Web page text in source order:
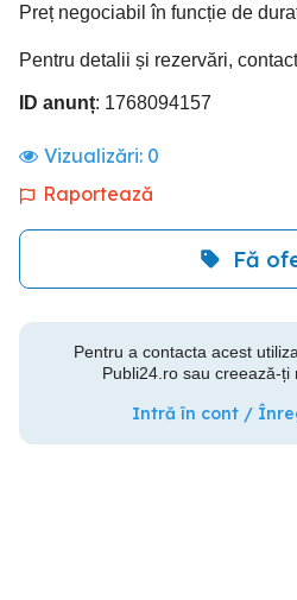
Preț negociabil în funcție de
Pentru detalii și rezervări,
ID anunț: 1768094157
Vizualizări: 0
Raportează
Fă
Pentru a contacta acest
Publi24.ro sau creează-ți
Intră în cont /